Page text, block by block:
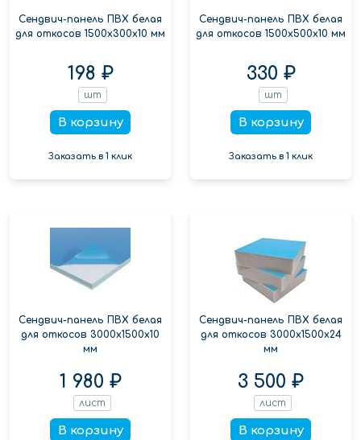
Сендвич-панель ПВХ белая
для откосов 1500x300x10 мм
198 ₽
шт
В корзину
Заказать в 1 клик
Сендвич-панель ПВХ белая
для откосов 1500x500x10 мм
330 ₽
шт
В корзину
Заказать в 1 клик
Сендвич-панель ПВХ белая
для откосов 3000x1500x10
мм
1 980 ₽
лист
В корзину
Сендвич-панель ПВХ белая
для откосов 3000x1500x24
мм
3 500 ₽
лист
В корзину